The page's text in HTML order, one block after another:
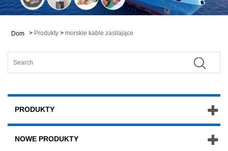
Dom > Produkty > morskie kable zasilające
PRODUKTY
NOWE PRODUKTY